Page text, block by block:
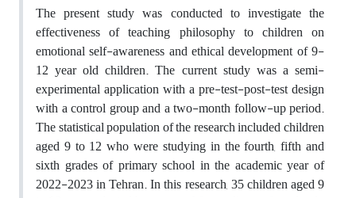
The present study was conducted to investigate the
effectiveness of teaching philosophy to children on
emotional self-awareness and ethical development of 9-
12 year old children. The current study was a semi-
experimental application with a pre-test-post-test design
with a control group and a two-month follow-up period.
The statistical population of the research included children
aged 9 to 12 who were studying in the fourth, fifth and
sixth grades of primary school in the academic year of
2022-2023 in Tehran. In this research, 35 children aged 9